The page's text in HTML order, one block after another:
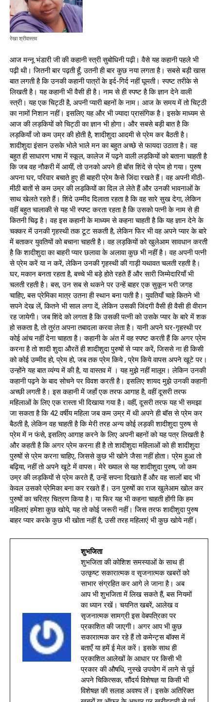
रेखा श्रीवास्तव
आज मन्नू भंडारी जी की कहानी स्त्री सुबोधिनी पढ़ी। वैसे यह कहानी पहले भी
पढ़ी थी। जितनी बार पढ़ती हूँ, उतनी ही बार कुछ नया लगता है। सबसे बड़ी खास
बात लगती है कि उनकी कहानी पात्रों के इर्द-गिर्द नहीं घूमती। स्पष्ट तरीके से
लिखती है। यह कहानी भी वैसी ही है। नाम से ही स्पष्ट है कि ज्ञान देने वाली
स्त्री। यह एक चिट्ठी है, अपनी प्यारी बहनों के नाम। आज के समय में तो चिट्ठी
का नामों निशान नहीं। इसलिए यह और भी ज्यादा प्रासंगिक है। इसके माध्यम से
आज की लड़कियों को चिट्ठी का ज्ञान भी होगा। और सबसे बड़ी बात है कि
लड़कियाँ जो कम उम्र की होती है, शादीशुदा आदमी से प्रेम कर बैठती है।
शादीशुदा इंसान उसके भोले भाले मन का बहुत अच्छे से फायदा उठाता है। वह
बहुत ही साधारण भाषा में स्कूल, कालेज में पढ़ने वाली लड़कियों को बताना चाहती है
कि जब वह नौकरी में आयीं, तो उनको अपने ही बॉस शिंदे से प्रेम हो गया। पुरुष
अपना घर, परिवार बचाते हुए ही बाहरी प्रेम कैसे जिंदा रखते हैं। वह अपनी मीठी-
मीठी बातों से कम उम्र की लड़कियों का दिल ले लेते हैं और उनकी भावनाओं के
साथ खेलते रहते हैं। शिंदे उम्मीद दिलाता रहता है कि वह सारे सुख देगा, लेकिन
वहीं बहुत चालाकी से यह भी स्पष्ट करता रहता है कि उसको पत्नी के नाम से ही
कितनी चिढ़ है। वह इस कहानी के माध्यम से कहना चाहती है कि यह ज्ञान देने के
चक्कर में उनकी गृहस्थी तक टूट सकती है, लेकिन फिर भी वह अपने प्यार के बारे
में बताकर युवतियों को बचाना चाहती है। वह लड़कियों को खुलेआम सावधान करती
है कि शादीशुदा का बाहरी प्यार छलावा के अलावा कुछ भी नहीं है। वह अपनी पत्नी
से प्रेम करें या न करें, लेकिन उनकी गृहस्थी की गाड़ी यथावत चलती रहती है।
घर, मकान बनता रहता है, बच्चे भी बड़े होते रहते हैं और सारी जिम्मेदारियाँ भी
चलती रहती है। बस, उन सब से थकने पर उन्हें बाहर एक सुकून भरी जगह
चाहिए, बस प्रेमिका मात्र उतना ही स्थान बना पाती है। युवतियाँ चाहे कितने भी
सपने देख लें, कितने भी साल लगा दें, लेकिन उसकी जिंदगी वैसी ही वैसी ही वीरान
रह जायेगी। जब शिंदे को लगता है कि उसकी पत्नी को उसके प्यार के बारे में शक
हो सकता है, तो तुरंत अपना तबादला करवा लेता है। यानी अपने घर-गृहस्थी पर
कोई आंच नहीं देना चाहता है। कहानी के अंत में वह स्पष्ट करती हैं कि अगर प्रेम
करना है तो शादी शुदा औरतें ही शादीशुदा पुरुषों से प्यार करें, जिससे ना ही किसी
को कोई उम्मीद हो, प्रेम हो, जब तक प्रेम किये , प्रेम किये वापस अपने खूटे पर।
उन्होंने यह बात व्यंग्य में की है, या वास्तव में । यह मुझे नहीं मालूम। लेकिन उनकी
कहानी पढ़ने के बाद सोचने पर विवश करती है। इसलिए शायद मुझे उनकी कहानी
अच्छी लगती है। इस कहानी में जहाँ एक तरफ आगाह है, वहीं दूसरी तरफ
महिलाओं के लिए एक रास्ता भी दिखाया गया है। वहीं, दूसरी तरफ यह भी समझा
जा सकता है कि 42 वर्षीय महिला जब कम उम्र में थी अपने ही बॉस से प्रेम कर
बैठती है, लेकिन वह चाहती है कि मेरी तरह अन्य कोई लड़की शादीशुदा पुरुष से
प्रेम में न फंसे, इसलिए आगाह करने के लिए अपनी बहनों को यह पत्र लिखती है
और कहती है कि अगर प्रेम करना ही है तो शादीशुदा महिलाओं को ही शादीशुदा
पुरुषों से प्रेम करना चाहिए, जिससे कुछ भी खोने जैसा नहीं होता। प्रेम हुआ तो
बढ़िया, नहीं तो अपने खूटे में वापस। मेरे ख्याल से यह शादीशुदा पुरुष, जो कम
उम्र की लड़कियों से प्रेम करते हैं, उन्हें सपना दिखाते हैं और वह सालों बाद भी
केवल उसको प्रेमिका बना कर रखते हैं। उन पुरुषों का राज खुलेआम खोल कर
पुरुषों का चरित्र चित्रण किया है। या फिर यह भी कहना चाहती होंगी कि हम
महिलाएं हमेशा कुछ खोये, यह तो कोई जरूरी नहीं। जिस तरफ शादीशुदा पुरुष
बाहर प्यार करके कुछ भी खोता नहीं है, उसी तरह महिलाएं भी कुछ खोये नहीं।
शुभजिता
शुभजिता की कोशिश समस्याओं के साथ ही
उत्कृष्ट सकारात्मक व सृजनात्मक खबरों को
साभार संग्रहित कर आगे ले जाना है। अब
आप भी शुभजिता में लिख सकते हैं, बस नियमों
का ध्यान रखें। चयनित खबरें, आलेख व
सृजनात्मक सामग्री इस वेबपत्रिका पर
प्रकाशित की जाएगी। अगर आप भी कुछ
सकारात्मक कर रहे हैं तो कमेन्ट्स बॉक्स में
बताएँ या हमें ई मेल करें। इसके साथ ही
प्रकाशित आलेखों के आधार पर किसी भी
प्रकार की औषधि, नुस्खे उपयोग में लाने से पूर्व
अपने चिकित्सक, सौंदर्य विशेषज्ञ या किसी भी
विशेषज्ञ की सलाह अवश्य लें। इसके अतिरिक्त